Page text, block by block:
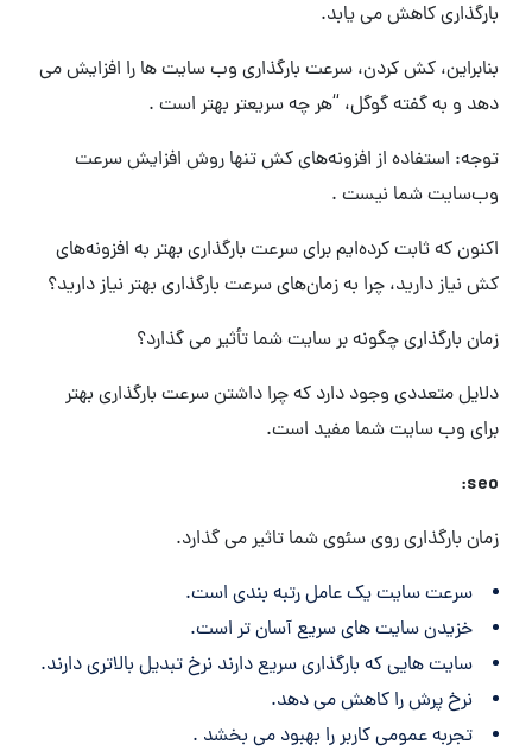
بارگذاری کاهش می یابد.
بنابراین، کش کردن، سرعت بارگذاری وب سایت ها را افزایش می
دهد و به گفته گوگل، “هر چه سریعتر بهتر است .
توجه: استفاده از افزونه‌های کش تنها روش افزایش سرعت
وب‌سایت شما نیست .
اکنون که ثابت کرده‌ایم برای سرعت بارگذاری بهتر به افزونه‌های
کش نیاز دارید، چرا به زمان‌های سرعت بارگذاری بهتر نیاز دارید؟
زمان بارگذاری چگونه بر سایت شما تأثیر می گذارد؟
دلایل متعددی وجود دارد که چرا داشتن سرعت بارگذاری بهتر
برای وب سایت شما مفید است.
seo:
زمان بارگذاری روی سئوی شما تاثیر می گذارد.
سرعت سایت یک عامل رتبه بندی است.
خزیدن سایت های سریع آسان تر است.
سایت هایی که بارگذاری سریع دارند نرخ تبدیل بالاتری دارند.
نرخ پرش را کاهش می دهد.
تجربه عمومی کاربر را بهبود می بخشد .